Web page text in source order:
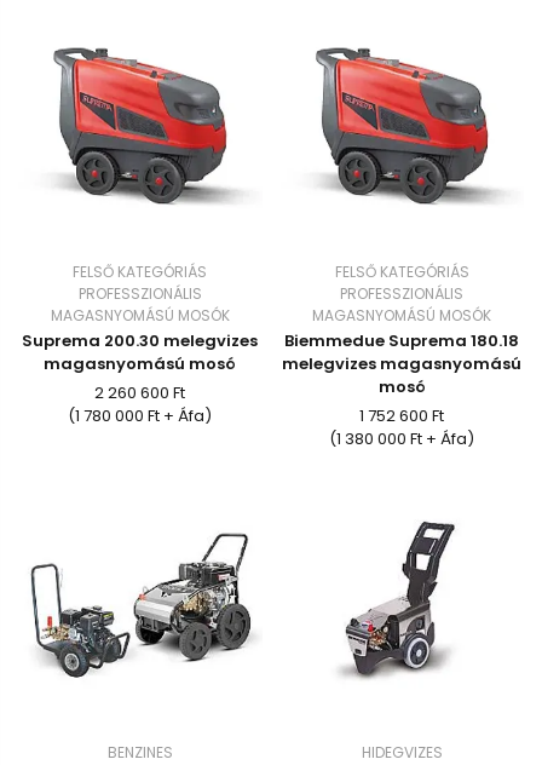
FELSŐ KATEGÓRIÁS
PROFESSZIONÁLIS
MAGASNYOMÁSÚ MOSÓK
Suprema 200.30 melegvizes
magasnyomású mosó
2 260 600 Ft
(1 780 000 Ft + Áfa)
FELSŐ KATEGÓRIÁS
PROFESSZIONÁLIS
MAGASNYOMÁSÚ MOSÓK
Biemmedue Suprema 180.18
melegvizes magasnyomású
mosó
1 752 600 Ft
(1 380 000 Ft + Áfa)
BENZINES HIDEGVIZES